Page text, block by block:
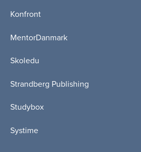
Konfront
MentorDanmark
Skoledu
Strandberg Publishing
Studybox
Systime